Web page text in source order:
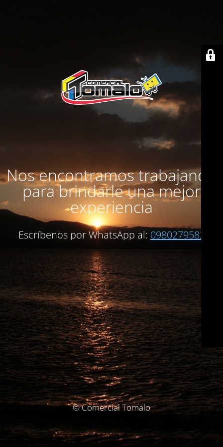
Nos encontramos trabajando
para brindarle una mejor
experiencia
Escríbenos por WhatsApp al: 0980279582
© Comercial Tomalo